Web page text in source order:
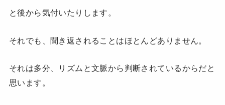
と後から気付いたりします。
それでも、聞き返されることはほとんどありません。
それは多分、リズムと文脈から判断されているからだと
思います。